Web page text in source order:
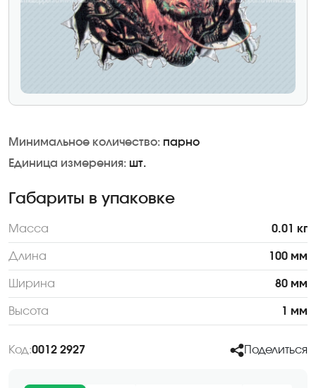
Минимальное количество: парно
Единица измерения: шт.
Габариты в упаковке
Масса 0.01 кг
Длина 100 мм
Ширина 80 мм
Высота 1 мм
Код:0012 2927 Поделиться